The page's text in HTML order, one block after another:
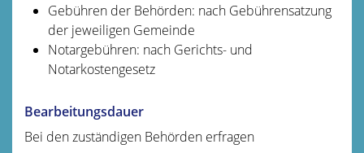
Gebühren der Behörden: nach Gebührensatzung
der jeweiligen Gemeinde
Notargebühren: nach Gerichts- und
Notarkostengesetz
Bearbeitungsdauer
Bei den zuständigen Behörden erfragen